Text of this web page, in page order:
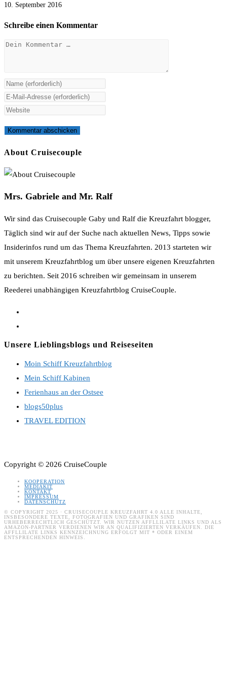
10. September 2016
Schreibe einen Kommentar
Kommentar
Gib
deinen
Namen
Benutzernamen
zum
ein
Gib
deine
Mail-
Adresse
Kommentieren
Gib
Website-
URL
(optional)
About Cruisecouple
Mrs. Gabriele and Mr. Ralf
Wir sind das Cruisecouple Gaby und Ralf die Kreuzfahrt blogger,
Täglich sind wir auf der Suche nach aktuellen News, Tipps sowie
Insiderinfos rund um das Thema Kreuzfahrten. 2013 starteten wir
mit unserem Kreuzfahrtblog um über unsere eigenen Kreuzfahrten
zu berichten. Seit 2016 schreiben wir gemeinsam in unserem
Reederei unabhängigen Kreuzfahrtblog CruiseCouple.
tab
new
tab
Unsere Lieblingsblogs und Reiseseiten
Moin Schiff Kreuzfahrtblog
Mein Schiff Kabinen
Ferienhaus an der Ostsee
blogs50plus
TRAVEL EDITION
Copyright © 2026 CruiseCouple
KOOPERATION
MEDIAKIT
KONTAKT
IMPRESSUM
DATENSCHUTZ
© COPYRIGHT 2025 · CRUISECOUPLE KREUZFAHRT 4.0 ALLE INHALTE,
INSBESONDERE TEXTE, FOTOGRAFIEN UND GRAFIKEN SIND
URHEBERRECHTLICH GESCHÜTZT. WIR NUTZEN AFFLLILATE LINKS UND ALS
AMAZON-PARTNER VERDIENEN WIR AN QUALIFIZIERTEN VERKÄUFEN. DIE
AFFLLILATE LINKS KENNZEICHNUNG ERFOLGT MIT * ODER EINEM
ENTSPRECHENDEN HINWEIS.